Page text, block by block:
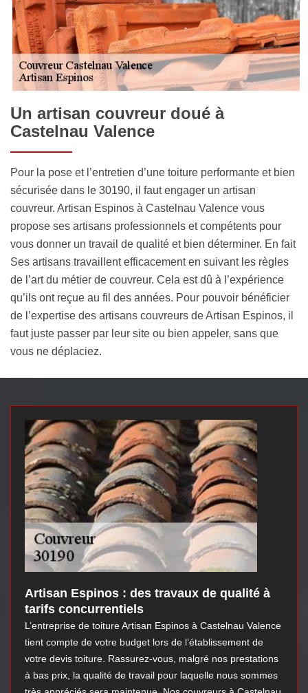
Un artisan couvreur doué à
Castelnau Valence
Pour la pose et l’entretien d’une toiture performante et bien
sécurisée dans le 30190, il faut engager un artisan
couvreur. Artisan Espinos à Castelnau Valence vous
propose ses artisans professionnels et compétents pour
vous donner un travail de qualité et bien déterminer. En fait
Ses artisans travaillent efficacement en suivant les règles
de l’art du métier de couvreur. Cela est dû à l’expérience
qu’ils ont reçue au fil des années. Pour pouvoir bénéficier
de l’expertise des artisans couvreurs de Artisan Espinos, il
faut juste passer par leur site ou bien appeler, sans que
vous ne déplaciez.
Artisan Espinos : des travaux de qualité à
tarifs concurrentiels
L’entreprise de toiture Artisan Espinos à Castelnau Valence
tient compte de votre budget lors de l’établissement de
votre devis toiture. Rassurez-vous, malgré nos prestations
à bas prix, la qualité de travail pour laquelle nous sommes